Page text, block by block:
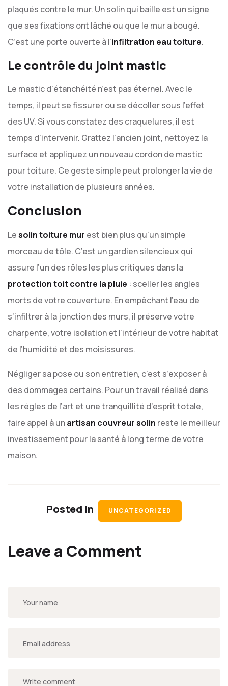
plaqués contre le mur. Un solin qui baille est un signe
que ses fixations ont lâché ou que le mur a bougé.
C’est une porte ouverte à l’infiltration eau toiture.
Le contrôle du joint mastic
Le mastic d’étanchéité n’est pas éternel. Avec le
temps, il peut se fissurer ou se décoller sous l’effet
des UV. Si vous constatez des craquelures, il est
temps d’intervenir. Grattez l’ancien joint, nettoyez la
surface et appliquez un nouveau cordon de mastic
pour toiture. Ce geste simple peut prolonger la vie de
votre installation de plusieurs années.
Conclusion
Lesolin toiture mur est bien plus qu’un simple
morceau de tôle. C’est un gardien silencieux qui
assure l’un des rôles les plus critiques dans la
protection toit contre la pluie : sceller les angles
morts de votre couverture. En empêchant l’eau de
s’infiltrer à la jonction des murs, il préserve votre
charpente, votre isolation et l’intérieur de votre habitat
de l’humidité et des moisissures.
Négliger sa pose ou son entretien, c’est s’exposer à
des dommages certains. Pour un travail réalisé dans
les règles de l’art et une tranquillité d’esprit totale,
faire appel à unartisan couvreur solin reste le meilleur
investissement pour la santé à long terme de votre
maison.
Posted in UNCATEGORIZED
Leave a Comment